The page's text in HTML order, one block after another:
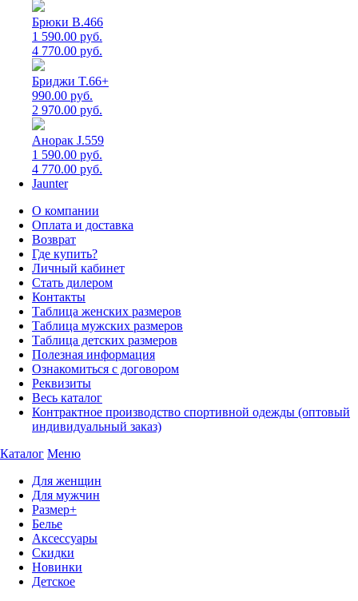
Брюки B.466
1 590.00 руб.
4 770.00 руб.
Бриджи T.66+
990.00 руб.
2 970.00 руб.
Анорак J.559
1 590.00 руб.
4 770.00 руб.
Jaunter
О компании
Оплата и доставка
Возврат
Где купить?
Личный кабинет
Стать дилером
Контакты
Таблица женских размеров
Таблица мужских размеров
Таблица детских размеров
Полезная информация
Ознакомиться с договором
Реквизиты
Весь каталог
Контрактное производство спортивной одежды (оптовый
индивидуальный заказ)
Каталог Меню
Для женщин
Для мужчин
Размер+
Белье
Аксессуары
Скидки
Новинки
Детское